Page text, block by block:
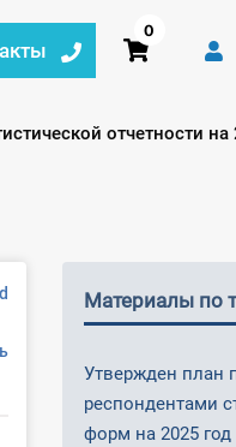
0
отчетности
Материалы по
Утвержден план
респондентами
форм на 2025 год